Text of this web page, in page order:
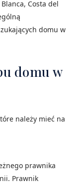
Costa del
domu w
domu w
należy mieć na
prawnika
Prawnik